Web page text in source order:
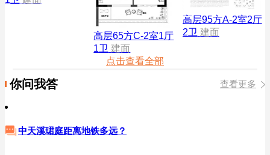
高层65方C-2室1厅
1卫 建面
高层95方A-2室2厅
2卫 建面
点击查看全部
你问我答 查看更多
中天溪珺庭距离地铁多远？